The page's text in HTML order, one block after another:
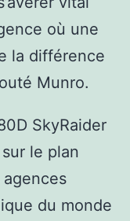
où une
la différence
Munro.
SkyRaider
le plan
du monde